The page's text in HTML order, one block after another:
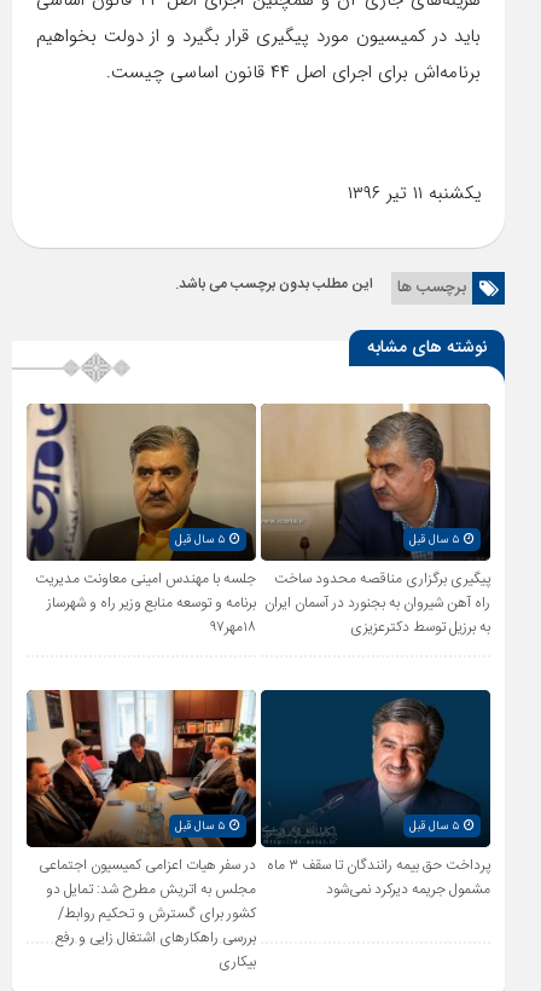
باید در کمیسیون مورد پیگیری قرار بگیرد و از دولت بخواهیم
برنامه‌اش برای اجرای اصل ۴۴ قانون اساسی چیست.
یکشنبه ۱۱ تیر ۱۳۹۶
برچسب ها این مطلب بدون برچسب می باشد.
نوشته های مشابه
۵ سال قبل
پیگیری برگزاری مناقصه محدود ساخت
راه آهن شیروان به بجنورد در آسمان ایران
به برزیل توسط دکترعزیزی
۵ سال قبل
جلسه با مهندس امینی معاونت مدیریت
برنامه و توسعه منابع وزیر راه و شهرساز
۱۸مهر۹۷
۵ سال قبل
پرداخت حق بیمه رانندگان تا سقف ۳ ماه
مشمول جریمه دیرکرد نمی‌شود
۵ سال قبل
در سفر هیات اعزامی کمیسیون اجتماعی
مجلس به اتریش مطرح شد: تمایل دو
کشور برای گسترش و تحکیم روابط/
بررسی راهکارهای اشتغال زایی و رفع
بیکاری